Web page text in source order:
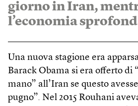
giorno in Iran,
l’economia
Una nuova stagione era
Barack Obama si era offerto di
mano” all’Iran se questo
pugno”. Nel 2015 Rouhani